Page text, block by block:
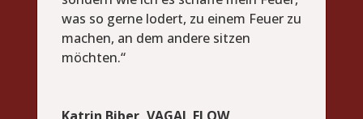
was so gerne lodert, zu einem Feuer zu
machen, an dem andere sitzen
möchten.“